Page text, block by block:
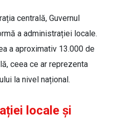
centrală, Guvernul
a administrației locale.
a aproximativ 13.000 de
ceea ce ar reprezenta
la nivel național.
locale și